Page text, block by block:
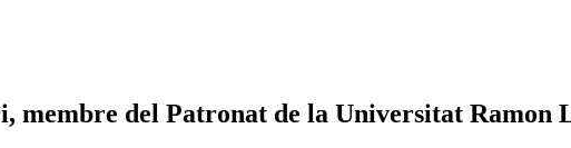
del Patronat de la Universitat Ramon